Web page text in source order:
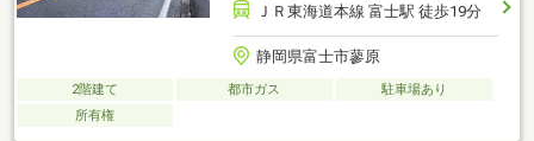
ＪＲ東海道本線 富士駅 徒歩19分
静岡県富士市蓼原
2階建て 都市ガス
駐車場あり
所有権